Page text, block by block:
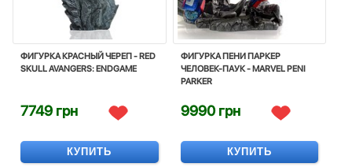
ФИГУРКА КРАСНЫЙ ЧЕРЕП - RED
SKULL AVANGERS: ENDGAME
7749 грн
КУПИТЬ
ФИГУРКА ПЕНИ ПАРКЕР
ЧЕЛОВЕК-ПАУК - MARVEL PENI
PARKER
9990 грн
КУПИТЬ